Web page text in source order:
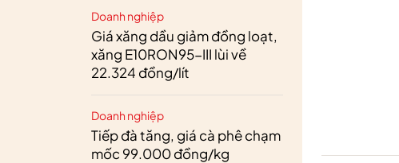
Doanh nghiệp
Giá xăng dầu giảm đồng loạt,
xăng E10RON95-III lùi về
22.324 đồng/lít
Doanh nghiệp
Tiếp đà tăng, giá cà phê chạm
mốc 99.000 đồng/kg